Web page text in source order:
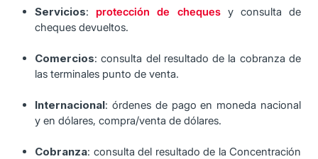
Servicios:protección de chequesy consulta de
cheques devueltos.
Comercios: consulta del resultado de la cobranza de
las terminales punto de venta.
Internacional: órdenes de pago en moneda nacional
y en dólares, compra/venta de dólares.
Cobranza: consulta del resultado de la Concentración